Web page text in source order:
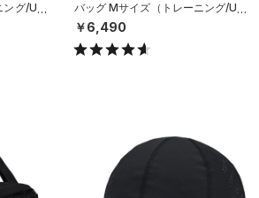
グ/UNI
バッグ Mサイズ（トレーニング/UNI
SEX）
￥6,490